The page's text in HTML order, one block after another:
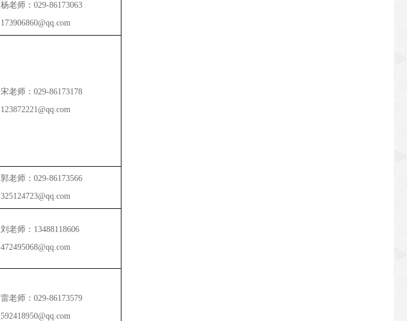
杨老师： 029-86173063
173906860@qq.com
宋老师： 029-86173178
123872221@qq.com
郭老师： 029-86173566
325124723@qq.com
刘老师： 13488118606
472495068@qq.com
雷老师： 029-86173579
592418950@qq.com